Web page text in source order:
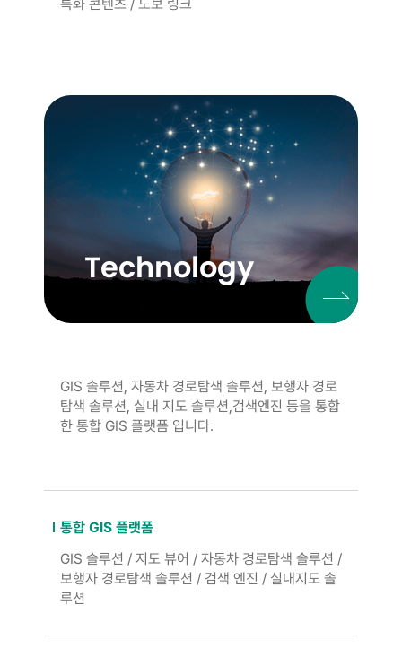
특화 콘텐츠 / 도보 링크
Technology
GIS 솔루션, 자동차 경로탐색 솔루션, 보행자 경로
탐색 솔루션, 실내 지도 솔루션,검색엔진 등을 통합
한 통합 GIS 플랫폼 입니다.
통합 GIS 플랫폼
GIS 솔루션 / 지도 뷰어 / 자동차 경로탐색 솔루션 /
보행자 경로탐색 솔루션 / 검색 엔진 / 실내지도 솔
루션